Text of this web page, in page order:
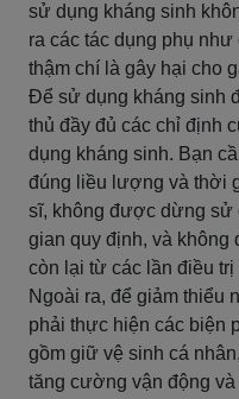
sử dụng kháng sinh
ra các tác dụng phụ
thậm chí là gây hại cho
Để sử dụng kháng sinh
thủ đầy đủ các chỉ định
dụng kháng sinh. Bạn
đúng liều lượng và thời
sĩ, không được dừng sử
gian quy định, và
còn lại từ các lần điều
Ngoài ra, để giảm thiểu
phải thực hiện các biện
gồm giữ vệ sinh cá
tăng cường vận động